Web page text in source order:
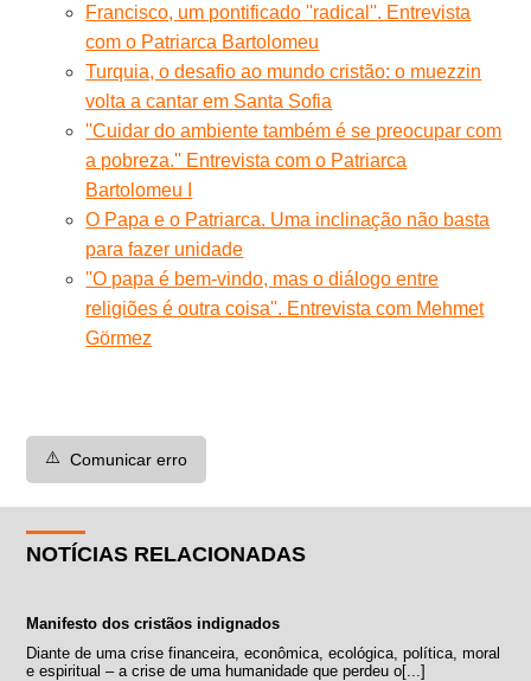
Francisco, um pontificado ''radical''. Entrevista
com o Patriarca Bartolomeu
Turquia, o desafio ao mundo cristão: o muezzin
volta a cantar em Santa Sofia
''Cuidar do ambiente também é se preocupar com
a pobreza.'' Entrevista com o Patriarca
Bartolomeu I
O Papa e o Patriarca. Uma inclinação não basta
para fazer unidade
''O papa é bem-vindo, mas o diálogo entre
religiões é outra coisa''. Entrevista com Mehmet
Görmez
⚠️ Comunicar erro
NOTÍCIAS RELACIONADAS
Manifesto dos cristãos indignados
Diante de uma crise financeira, econômica, ecológica, política, moral
e espiritual – a crise de uma humanidade que perdeu o[...]